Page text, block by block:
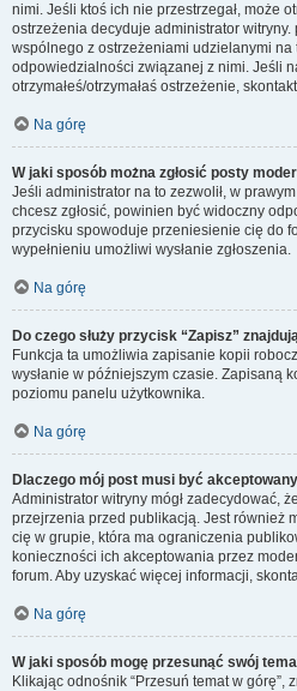
nimi. Jeśli ktoś ich nie przestrzegał, może
ostrzeżenia decyduje administrator
wspólnego z ostrzeżeniami udzielanymi
odpowiedzialności związanej z nimi. Jeśli
otrzymałeś/otrzymałaś ostrzeżenie,
Na górę
W jaki sposób można zgłosić posty
Jeśli administrator na to zezwolił, w
chcesz zgłosić, powinien być widoczny
przycisku spowoduje przeniesienie cię do
wypełnieniu umożliwi wysłanie zgłoszenia.
Na górę
Do czego służy przycisk “Zapisz”
Funkcja ta umożliwia zapisanie kopii
wysłanie w późniejszym czasie. Zapisaną
poziomu panelu użytkownika.
Na górę
Dlaczego mój post musi być
Administrator witryny mógł zadecydować,
przejrzenia przed publikacją. Jest również
cię w grupie, która ma ograniczenia
konieczności ich akceptowania przez
forum. Aby uzyskać więcej informacji,
Na górę
W jaki sposób mogę przesunąć swój
Klikając odnośnik “Przesuń temat w górę”,